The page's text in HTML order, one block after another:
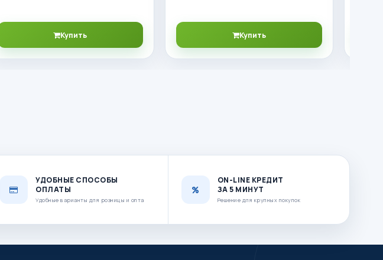
Купить Купить
УДОБНЫЕ СПОСОБЫ
ОПЛАТЫ
Удобные варианты для розницы и опта
ON-LINE КРЕДИТ
ЗА 5 МИНУТ
Решение для крупных покупок